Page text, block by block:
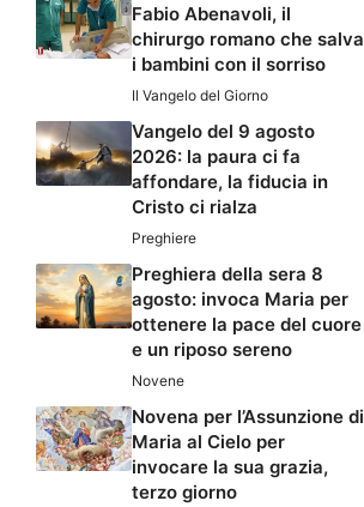
Fabio Abenavoli, il
chirurgo romano che salva
i bambini con il sorriso
Il Vangelo del Giorno
Vangelo del 9 agosto
2026: la paura ci fa
affondare, la fiducia in
Cristo ci rialza
Preghiere
Preghiera della sera 8
agosto: invoca Maria per
ottenere la pace del cuore
e un riposo sereno
Novene
Novena per l’Assunzione di
Maria al Cielo per
invocare la sua grazia,
terzo giorno